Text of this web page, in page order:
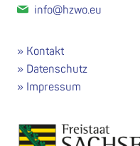
info@hzwo.eu
Kontakt
Datenschutz
Impressum